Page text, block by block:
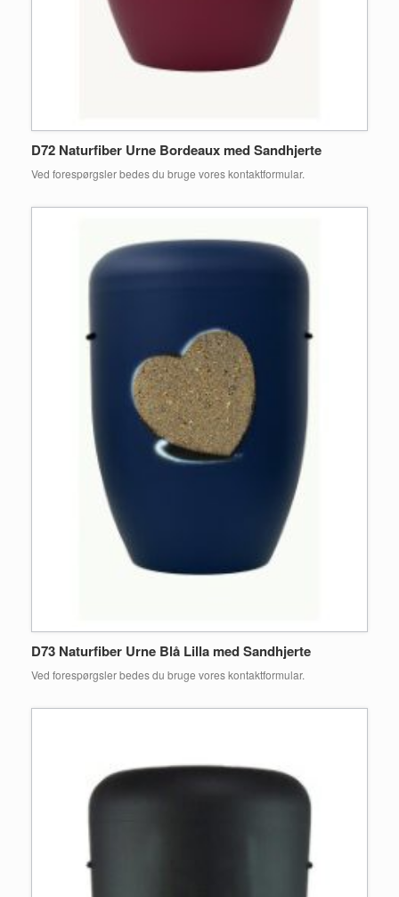
D72 Naturfiber Urne Bordeaux med Sandhjerte
Ved forespørgsler bedes du bruge vores kontaktformular.
D73 Naturfiber Urne Blå Lilla med Sandhjerte
Ved forespørgsler bedes du bruge vores kontaktformular.